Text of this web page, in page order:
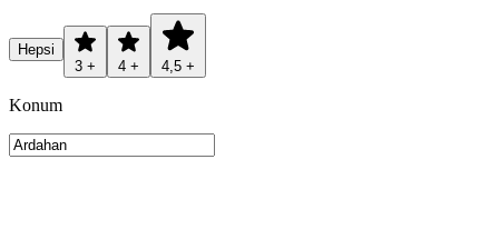
Hepsi
3 +
4 + 4,5 +
Konum